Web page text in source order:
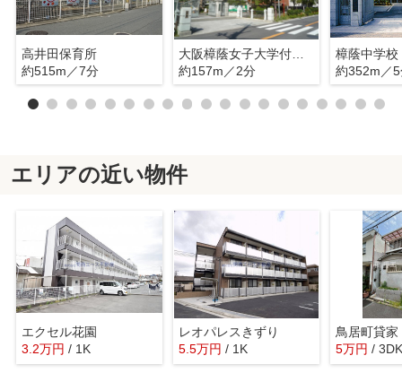
高井田保育所
約515m／7分
大阪樟蔭女子大学付属幼稚園児童研究所
約157m／2分
樟蔭中学校
約352m／
エリアの近い物件
エクセル花園
3.2万円 / 1K
レオパレスきずり
5.5万円 / 1K
鳥居町貸家
5万円 / 3DK